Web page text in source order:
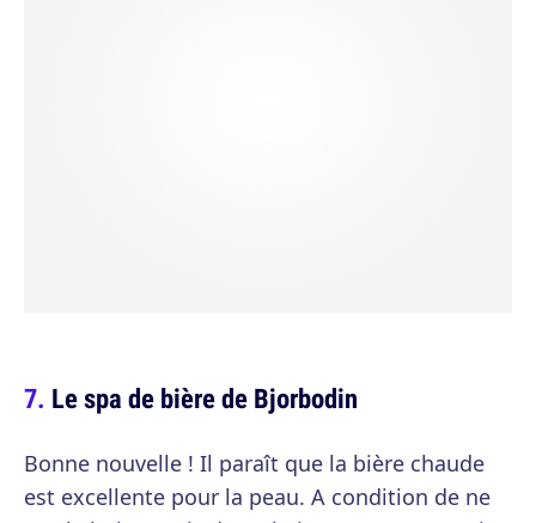
Le spa de bière de Bjorbodin
Bonne nouvelle ! Il paraît que la bière chaude
est excellente pour la peau. A condition de ne